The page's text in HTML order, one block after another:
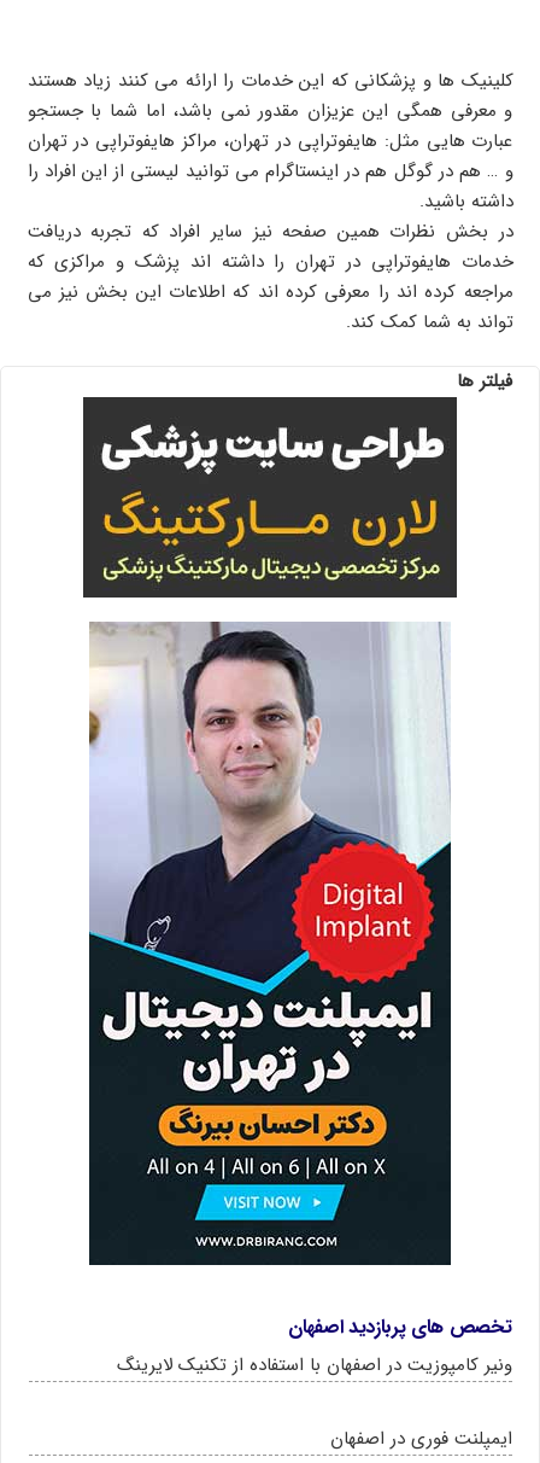
کلینیک ها و پزشکانی که این خدمات را ارائه می کنند زیاد هستند
و معرفی همگی این عزیزان مقدور نمی باشد، اما شما با جستجو
عبارت هایی مثل: هایفوتراپی در تهران، مراکز هایفوتراپی در تهران
و … هم در گوگل هم در اینستاگرام می توانید لیستی از این افراد را
داشته باشید.
در بخش نظرات همین صفحه نیز سایر افراد که تجربه دریافت
خدمات هایفوتراپی در تهران را داشته اند پزشک و مراکزی که
مراجعه کرده اند را معرفی کرده اند که اطلاعات این بخش نیز می
تواند به شما کمک کند.
فیلتر ها
تخصص های پربازدید اصفهان
ونیر کامپوزیت در اصفهان با استفاده از تکنیک لایرینگ
ایمپلنت فوری در اصفهان